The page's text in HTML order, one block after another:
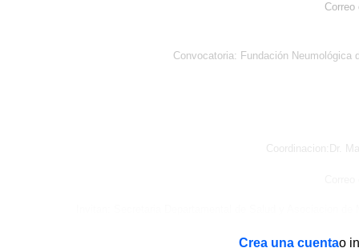
Correo
Convocatoria: Fundación Neumológica
Coordinacion:Dr.
Crea una cuentao